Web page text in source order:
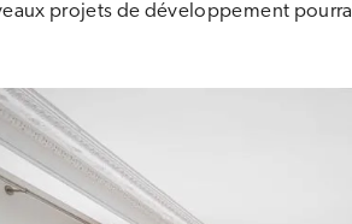
projets de développement